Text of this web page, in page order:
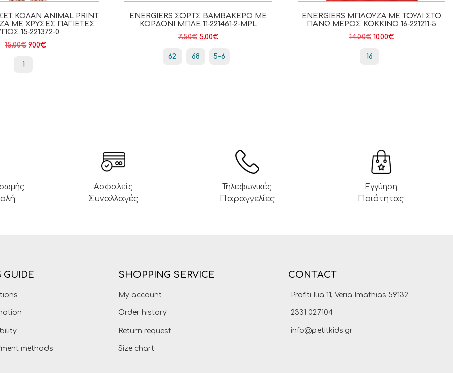
ΚΟΛΆΝ ANIMAL PRINT
ΜΕ ΧΡΥΣΈΣ ΠΑΓΙΈΤΕΣ
15-221372-0
15.00€ 9.00€
1
ENERGIERS ΣΟΡΤΣ ΒΑΜΒΑΚΕΡΌ ΜΕ
ΚΟΡΔΌΝΙ ΜΠΛΕ 11-221461-2-MPL
7.50€ 5.00€
62 68 5-6
ENERGIERS ΜΠΛΟΎΖΑ ΜΕ ΤΟΎΛΙ ΣΤΟ
ΠΆΝΩ ΜΈΡΟΣ ΚΌΚΚΙΝΟ 16-221211-5
14.00€ 10.00€
16
Ασφαλείς
Συναλλαγές
Τηλεφωνικές
Παραγγελίες
Εγγύηση
Ποιότητας
GUIDE
methods
SHOPPING SERVICE
My account
Order history
Return request
Size chart
CONTACT
Profiti Ilia 11, Veria Imathias 59132
2331 027104
info@petitkids.gr